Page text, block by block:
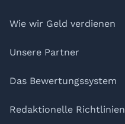
Wie wir Geld verdienen
Unsere Partner
Das Bewertungssystem
Redaktionelle Richtlinien